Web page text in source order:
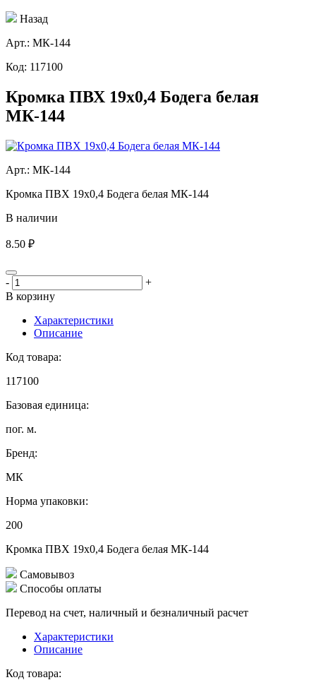
Назад
Aрт.: МК-144
Код: 117100
Кромка ПВХ 19х0,4 Бодега белая
МК-144
Aрт.: МК-144
Кромка ПВХ 19х0,4 Бодега белая МК-144
В наличии
8.50 ₽
-
+
В корзину
Характеристики
Описание
Код товара:
117100
Базовая единица:
пог. м.
Бренд:
МК
Норма упаковки:
200
Кромка ПВХ 19х0,4 Бодега белая МК-144
Самовывоз
Способы оплаты
Перевод на счет, наличный и безналичный расчет
Характеристики
Описание
Код товара: